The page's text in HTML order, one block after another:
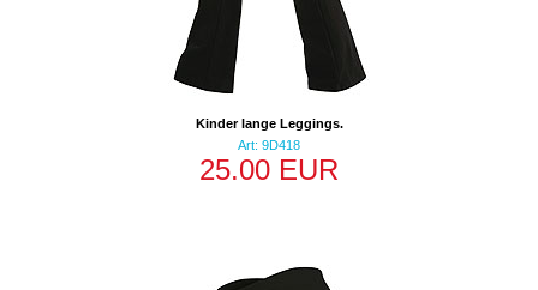
Kinder lange Leggings.
Art: 9D418
25.00 EUR